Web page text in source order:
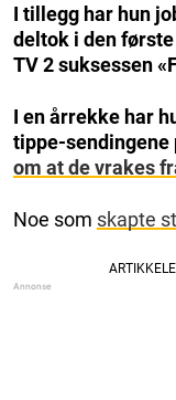
I tillegg har hun
deltok i den
TV 2 suksessen
I en årrekke har
tippe-sendingene
om at de vrakes
Noe som skapte